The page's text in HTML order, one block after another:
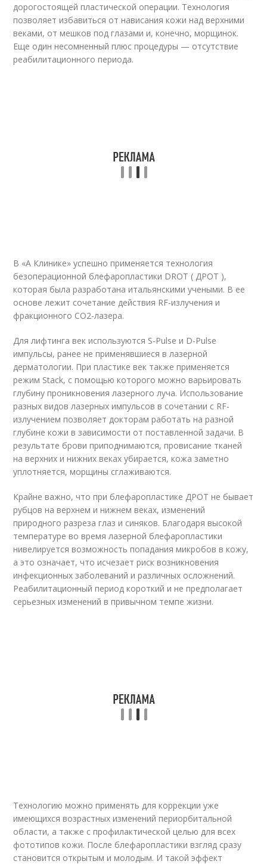
дорогостоящей пластической операции. Технология
позволяет избавиться от нависания кожи над верхними
веками, от мешков под глазами и, конечно, морщинок.
Еще один несомненный плюс процедуры — отсутствие
реабилитационного периода.
В «А Клинике» успешно применяется технология
безоперационной блефаропластики DROT ( ДРОТ ),
которая была разработана итальянскими учеными. В ее
основе лежит сочетание действия RF-излучения и
фракционного СО2-лазера.
Для лифтинга век используются S-Pulse и D-Pulse
импульсы, ранее не применявшиеся в лазерной
дерматологии. При пластике век также применяется
режим Stack, с помощью которого можно варьировать
глубину проникновения лазерного луча. Использование
разных видов лазерных импульсов в сочетании с RF-
излучением позволяет докторам работать на разной
глубине кожи в зависимости от поставленной задачи. В
результате брови приподнимаются, провисание тканей
на верхних и нижних веках убирается, кожа заметно
уплотняется, морщины сглаживаются.
Крайне важно, что при блефаропластике ДРОТ не бывает
рубцов на верхнем и нижнем веках, изменений
природного разреза глаз и синяков. Благодаря высокой
температуре во время лазерной блефаропластики
нивелируется возможность попадания микробов в кожу,
а это означает, что исчезает риск возникновения
инфекционных заболеваний и различных осложнений.
Реабилитационный период короткий и не предполагает
серьезных изменений в привычном темпе жизни.
Технологию можно применять для коррекции уже
имеющихся возрастных изменений периорбитальной
области, а также с профилактической целью для всех
фототипов кожи. После блефаропластики взгляд сразу
становится открытым и молодым. И такой эффект